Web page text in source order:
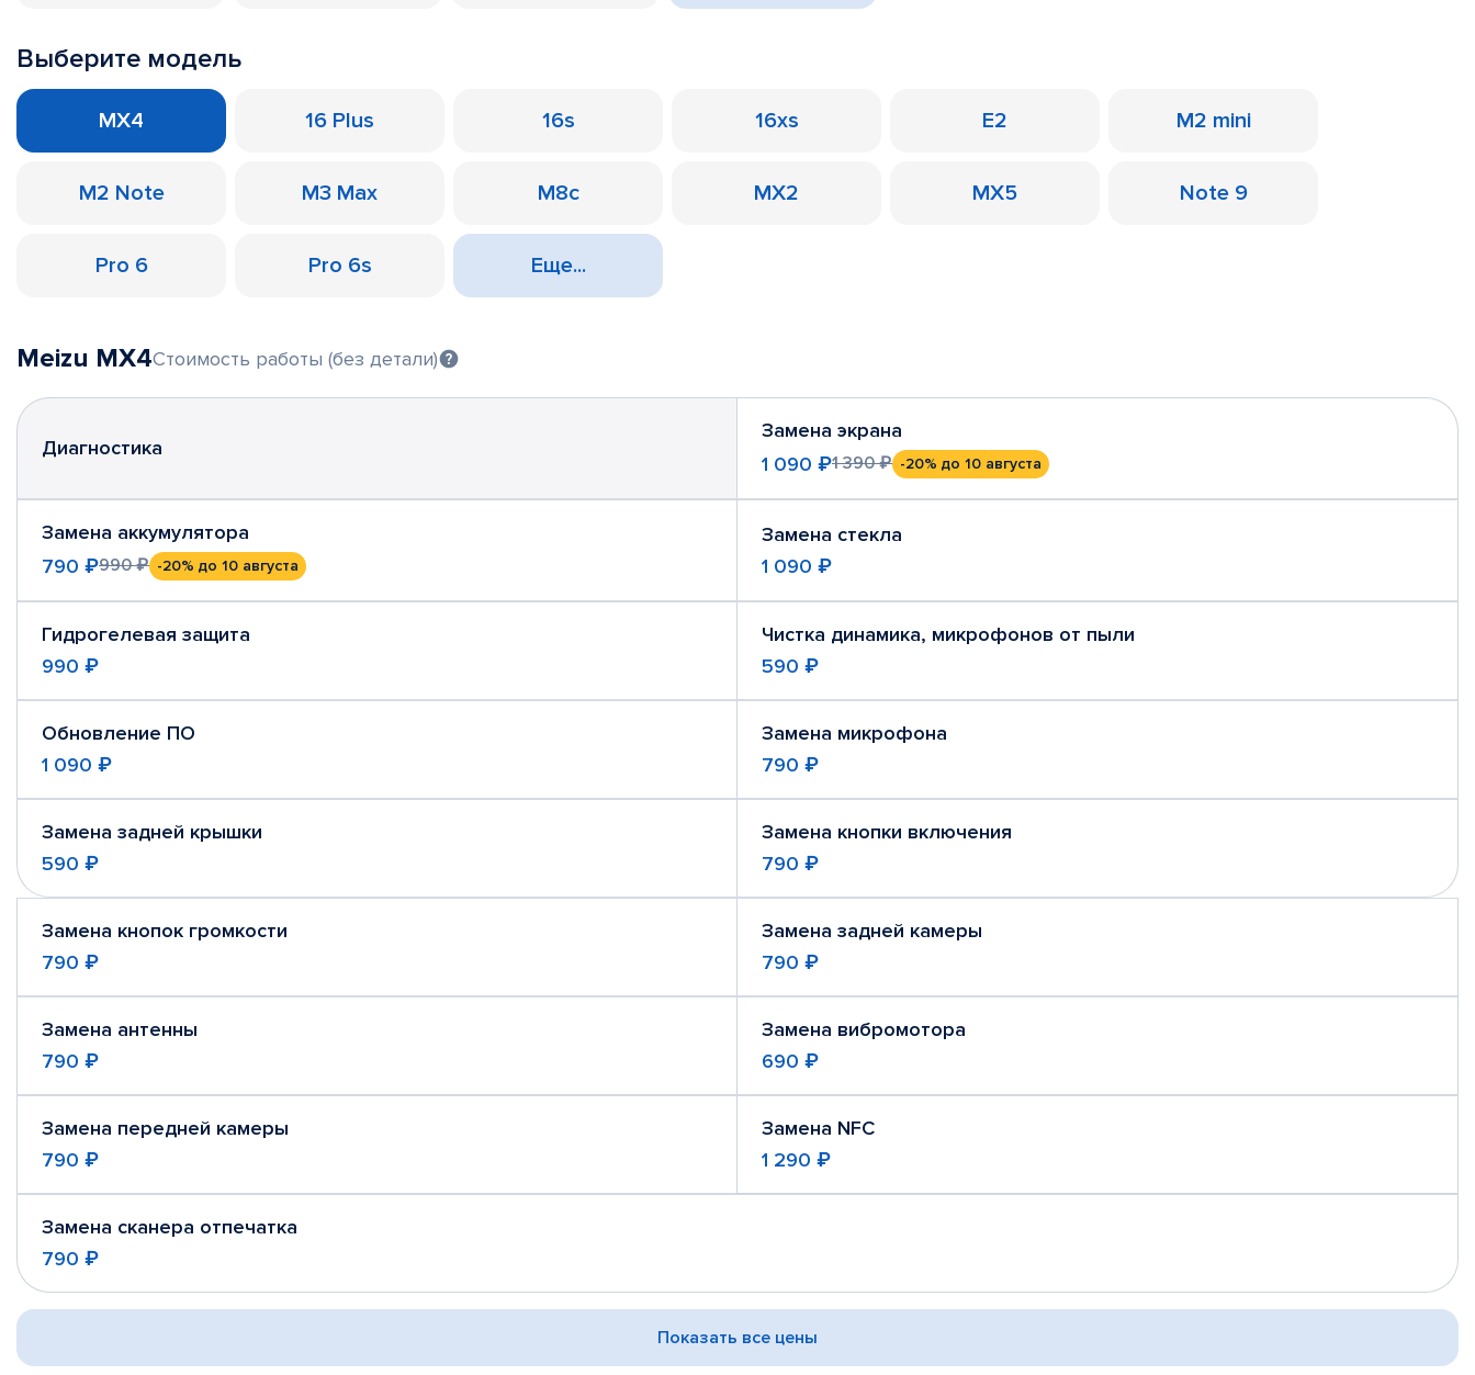
Выберите модель
MX4 16 Plus 16s 16xs E2 M2 mini
M2 Note M3 Max M8c MX2 MX5 Note 9
Pro 6 Pro 6s Еще...
Meizu MX4Стоимость работы (без детали)
Диагностика
Замена экрана
1 090 ₽1 390 ₽ -20% до 10 августа
Замена аккумулятора
790 ₽990 ₽ -20% до 10 августа
Замена стекла
1 090 ₽
Гидрогелевая защита
990 ₽
Чистка динамика, микрофонов от пыли
590 ₽
Обновление ПО
1 090 ₽
Замена микрофона
790 ₽
Замена задней крышки
590 ₽
Замена кнопки включения
790 ₽
Замена кнопок громкости
790 ₽
Замена задней камеры
790 ₽
Замена антенны
790 ₽
Замена вибромотора
690 ₽
Замена передней камеры
790 ₽
Замена NFC
1 290 ₽
Замена сканера отпечатка
790 ₽
Показать все цены